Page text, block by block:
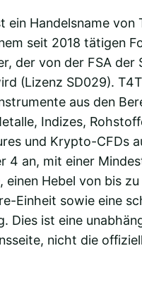
ein Handelsname von
seit 2018 tätigen
der von der FSA der
(Lizenz SD029).
aus den
Indizes,
und Krypto-CFDs
4 an, mit einer
einen Hebel von bis
Einheit sowie eine
Dies ist eine
nicht die